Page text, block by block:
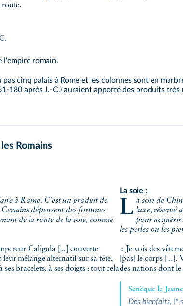
route.
l'empire romain.
cinq palais à Rome et les colonnes sont en
180 après J.-C.) auraient apporté des produits
Romains
dépensent des fortunes
de la route de la soie, comme
Caligula [...] couverte
leur mélange alternatif sur sa tête,
ses bracelets, à ses doigts : tout cela
La soie :
La soie de Chine devient rapidement populaire à Rome. C'est un produit de luxe, réservé
pour acquérir
les perles ou les
« Je vois des
[pas] le corps [...].
des nations dont
Sénèque le Jeune
Des bienfaits, Iᵉ